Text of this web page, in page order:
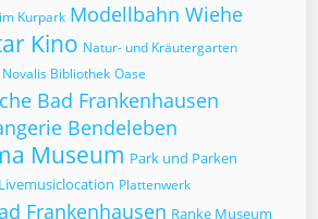
Kurpark Modellbahn Wiehe
Kino Natur- und Kräutergarten
Novalis Bibliothek Oase
Bad Frankenhausen
Bendeleben
Museum Park und Parken
Plattenwerk
Frankenhausen Ranke Museum